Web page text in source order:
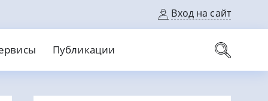
Вход на сайт
Публикации